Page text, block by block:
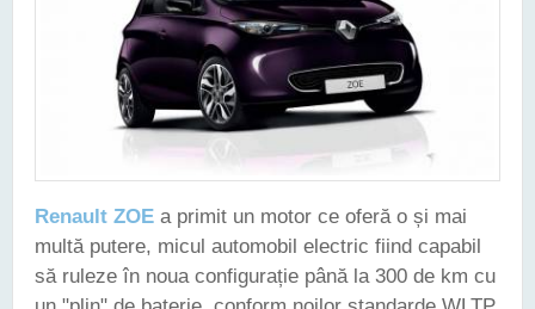
Renault ZOE a primit un motor ce oferă o și mai
multă putere, micul automobil electric fiind capabil
să ruleze în noua configurație până la 300 de km cu